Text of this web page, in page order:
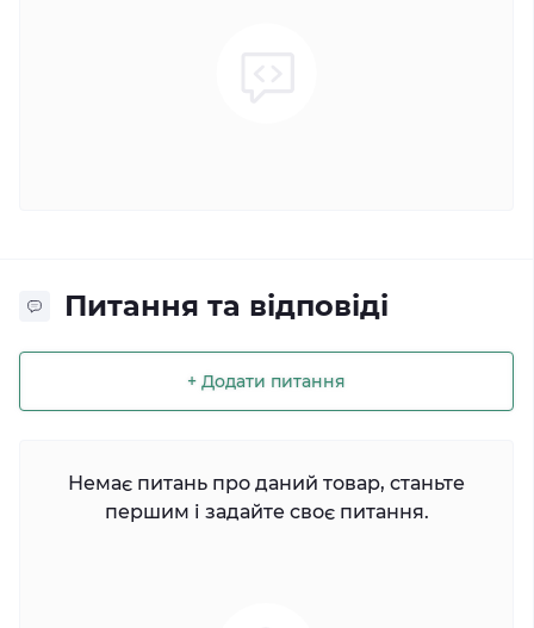
Питання та відповіді
+ Додати питання
Немає питань про даний товар, станьте
першим і задайте своє питання.